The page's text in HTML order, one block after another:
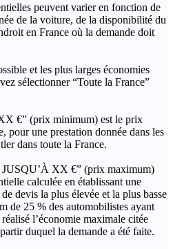
peuvent varier en fonction de
de la voiture, de la disponibilité du
en France où la demande doit
et les plus larges économies
sélectionner “Toute la France”
€” (prix minimum) est le prix
pour une prestation donnée dans les
dans toute la France.
XX €” (prix maximum)
calculée en établissant une
devis la plus élevée et la plus basse
de 25 % des automobilistes ayant
l’économie maximale citée
duquel la demande a été faite.